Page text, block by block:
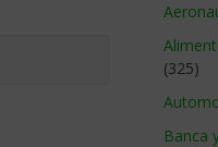
(325)
Banca